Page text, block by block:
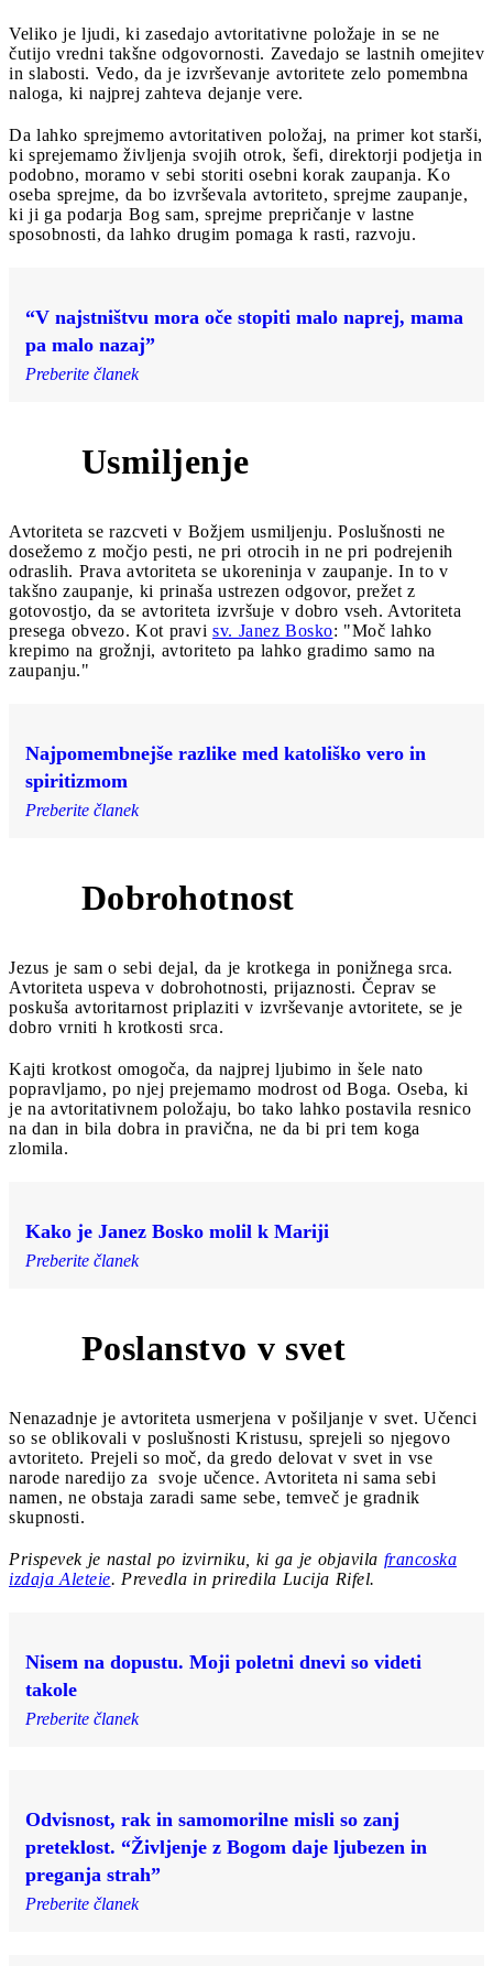
Veliko je ljudi, ki zasedajo avtoritativne položaje in se ne
čutijo vredni takšne odgovornosti. Zavedajo se lastnih omejitev
in slabosti. Vedo, da je izvrševanje avtoritete zelo pomembna
naloga, ki najprej zahteva dejanje vere.
Da lahko sprejmemo avtoritativen položaj, na primer kot starši,
ki sprejemamo življenja svojih otrok, šefi, direktorji podjetja in
podobno, moramo v sebi storiti osebni korak zaupanja. Ko
oseba sprejme, da bo izvrševala avtoriteto, sprejme zaupanje,
ki ji ga podarja Bog sam, sprejme prepričanje v lastne
sposobnosti, da lahko drugim pomaga k rasti, razvoju.
“V najstništvu mora oče stopiti malo naprej, mama
pa malo nazaj”
Preberite članek
Usmiljenje
Avtoriteta se razcveti v Božjem usmiljenju. Poslušnosti ne
dosežemo z močjo pesti, ne pri otrocih in ne pri podrejenih
odraslih. Prava avtoriteta se ukoreninja v zaupanje. In to v
takšno zaupanje, ki prinaša ustrezen odgovor, prežet z
gotovostjo, da se avtoriteta izvršuje v dobro vseh. Avtoriteta
presega obvezo. Kot pravi sv. Janez Bosko: "Moč lahko
krepimo na grožnji, avtoriteto pa lahko gradimo samo na
zaupanju."
Najpomembnejše razlike med katoliško vero in
spiritizmom
Preberite članek
Dobrohotnost
Jezus je sam o sebi dejal, da je krotkega in ponižnega srca.
Avtoriteta uspeva v dobrohotnosti, prijaznosti. Čeprav se
poskuša avtoritarnost priplaziti v izvrševanje avtoritete, se je
dobro vrniti h krotkosti srca.
Kajti krotkost omogoča, da najprej ljubimo in šele nato
popravljamo, po njej prejemamo modrost od Boga. Oseba, ki
je na avtoritativnem položaju, bo tako lahko postavila resnico
na dan in bila dobra in pravična, ne da bi pri tem koga
zlomila.
Kako je Janez Bosko molil k Mariji
Preberite članek
Poslanstvo v svet
Nenazadnje je avtoriteta usmerjena v pošiljanje v svet. Učenci
so se oblikovali v poslušnosti Kristusu, sprejeli so njegovo
avtoriteto. Prejeli so moč, da gredo delovat v svet in vse
narode naredijo za svoje učence. Avtoriteta ni sama sebi
namen, ne obstaja zaradi same sebe, temveč je gradnik
skupnosti.
Prispevek je nastal po izvirniku, ki ga je objavila francoska
izdaja Aleteie. Prevedla in priredila Lucija Rifel.
Nisem na dopustu. Moji poletni dnevi so videti
takole
Preberite članek
Odvisnost, rak in samomorilne misli so zanj
preteklost. “Življenje z Bogom daje ljubezen in
preganja strah”
Preberite članek